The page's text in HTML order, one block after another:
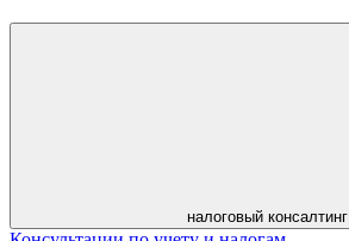
налоговый консалтинг